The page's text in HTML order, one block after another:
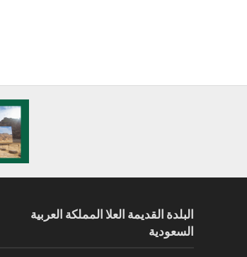
البلدة القديمة العلا المملكة العربية
السعودية